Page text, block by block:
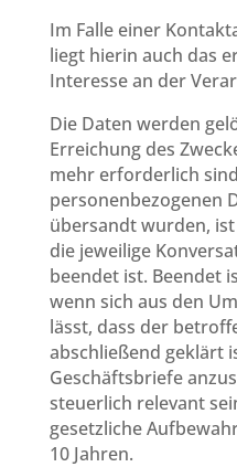
Im Falle einer
liegt hierin auch das
Interesse an der
Die Daten werden
Erreichung des
mehr erforderlich
personenbezogenen
übersandt wurden,
die jeweilige
beendet ist. Beendet
wenn sich aus den
lässt, dass der
abschließend geklärt
Geschäftsbriefe
steuerlich relevant
gesetzliche
10 Jahren.